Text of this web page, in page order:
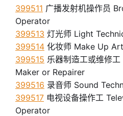
399511 广播发射机操作员
Operator
399513 灯光师 Light
399514 化妆师 Make Up
399515 乐器制造工或维修
Maker or Repairer
399516 录音师 Sound
399517 电视设备操作工
Operator